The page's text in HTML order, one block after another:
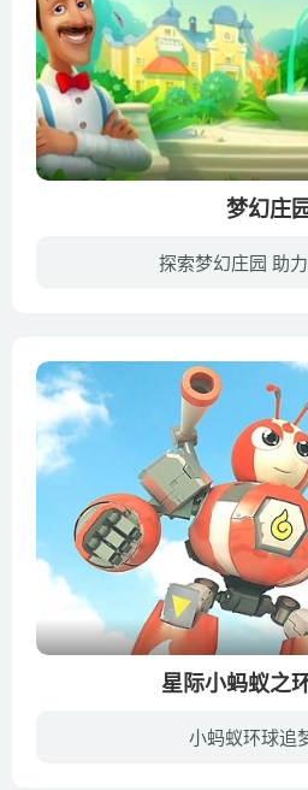
梦幻庄
探索梦幻庄园 助
星际小蚂蚁之
小蚂蚁环球追